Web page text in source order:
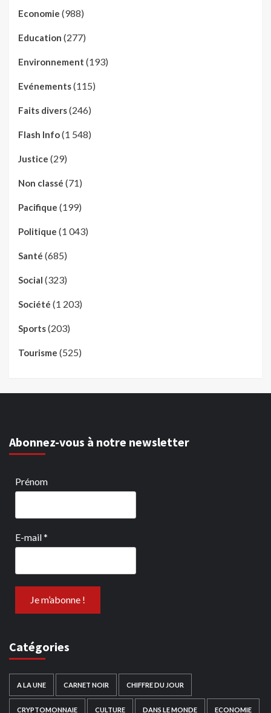
Economie (988)
Education (277)
Environnement (193)
Evénements(115)
Faits divers(246)
Flash Info(1 548)
Justice (29)
Non classé (71)
Pacifique (199)
Politique (1 043)
Santé (685)
Social (323)
Société (1 203)
Sports(203)
Tourisme (525)
Abonnez-vous à notre newsletter
Prénom
E-mail*
Catégories
A LA UNE CARNET NOIR CHIFFRE DU JOUR
CRYPTOMONNAIE CULTURE DANS LE MONDE ECONOMIE